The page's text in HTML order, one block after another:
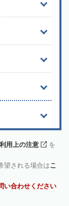
用上の注意
を
望される場合はこ
い合わせください